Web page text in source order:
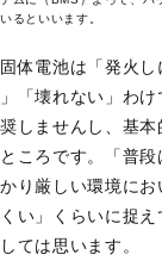
るといいます。
体電池は「発火
「壊れない」わけ
しませんし、基本
ころです。「普
り厳しい環境に
い」くらいに捉
ては思います。